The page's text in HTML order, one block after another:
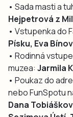
• Sada masti a
Hejpetrová z
• Vstupenka do
Písku, Eva
• Rodinná
muzea: Jarmila
• Poukaz do
nebo FunSpotu
Dana